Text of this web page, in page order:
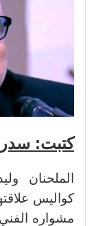
كتبت:
الملحنان
كواليس
مشواره